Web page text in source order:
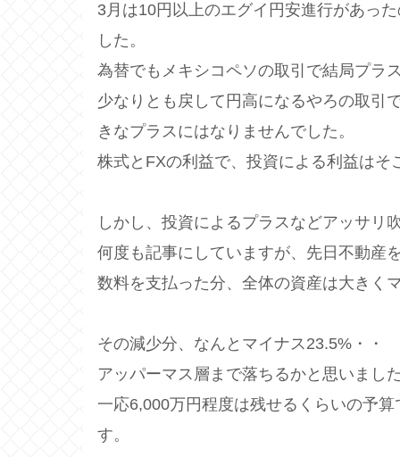
3月は10円以上のエグイ円安進行があっ
した。
為替でもメキシコペソの取引で結局プラ
少なりとも戻して円高になるやろの取引
きなプラスにはなりませんでした。
株式とFXの利益で、投資による利益は
しかし、投資によるプラスなどアッサリ
何度も記事にしていますが、先日不動産
数料を支払った分、全体の資産は大きく
その減少分、なんとマイナス23.5%・・
アッパーマス層まで落ちるかと思いまし
一応6,000万円程度は残せるくらいの予
す。